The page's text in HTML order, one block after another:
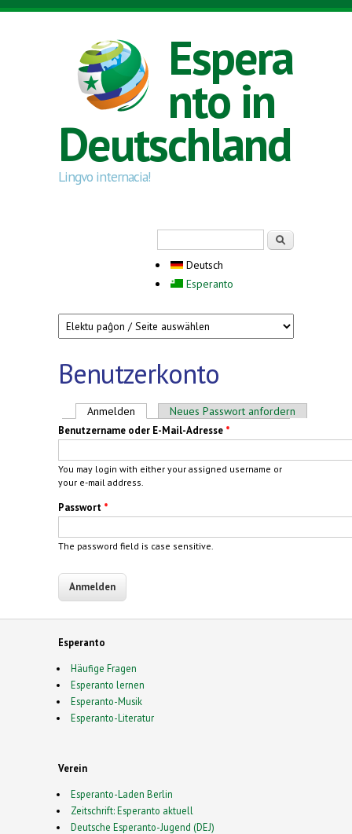
Direkt zum Inhalt
Espera
nto in
Deutschland
Lingvo internacia!
Deutsch
Esperanto
Benutzerkonto
Haupt-Reiter
Anmelden (aktiver Reiter)
Neues Passwort anfordern
Benutzername oder E-Mail-Adresse *
You may login with either your assigned username or
your e-mail address.
Passwort *
The password field is case sensitive.
Esperanto
Häufige Fragen
Esperanto lernen
Esperanto-Musik
Esperanto-Literatur
Verein
Esperanto-Laden Berlin
Zeitschrift: Esperanto aktuell
Deutsche Esperanto-Jugend (DEJ)